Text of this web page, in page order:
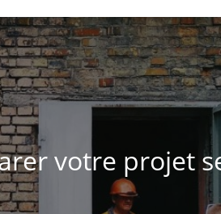
votre projet